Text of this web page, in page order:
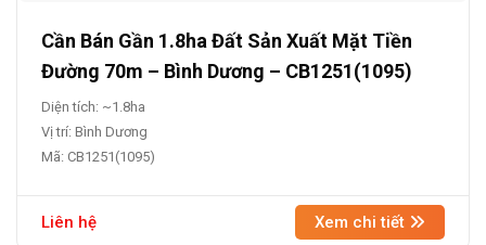
Cần Bán Gần 1.8ha Đất Sản Xuất Mặt Tiền
Đường 70m – Bình Dương – CB1251(1095)
Diện tích: ~1.8ha
Vị trí: Bình Dương
Mã: CB1251(1095)
Liên hệ Xem chi tiết